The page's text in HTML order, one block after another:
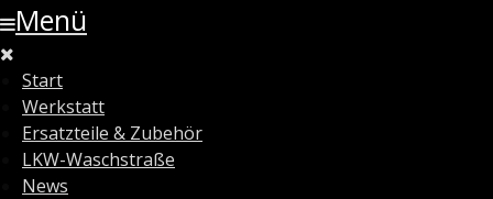
Menü
Start
Werkstatt
Ersatzteile & Zubehör
LKW-Waschstraße
News